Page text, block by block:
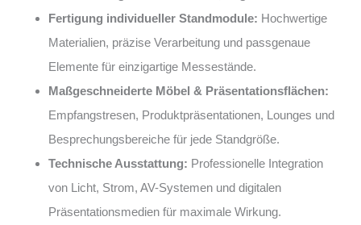
Fertigung individueller Standmodule: Hochwertige
Materialien, präzise Verarbeitung und passgenaue
Elemente für einzigartige Messestände.
Maßgeschneiderte Möbel & Präsentationsflächen:
Empfangstresen, Produktpräsentationen, Lounges und
Besprechungsbereiche für jede Standgröße.
Technische Ausstattung: Professionelle Integration
von Licht, Strom, AV-Systemen und digitalen
Präsentationsmedien für maximale Wirkung.